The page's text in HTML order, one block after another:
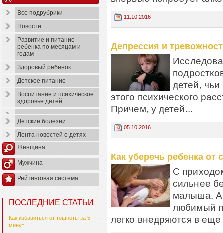
Все подрубрики
Новости
Развитие и питание
ребенка по месяцам и
годам
Здоровый ребенок
Детское питание
Воспитание и психическое
здоровье детей
Детские болезни
Лента новостей о детях
Женщина
Мужчина
Рейтинговая система
ПОСЛЕДНИЕ СТАТЬИ
Как избавиться от тошноты за 5
минут
11.10.2016
Депрессия и
детей, чьи
этого психического
Причем, у детей...
05.10.2016
Как уберечь ребенка от
С
сильнее
малыша. А
любимый
легко внедряются в